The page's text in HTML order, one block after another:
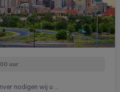
uur
nodigen wij u …